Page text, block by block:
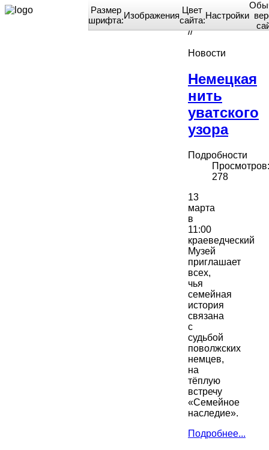
Home
//
Новости
Немецкая
нить
уватского
узора
Подробности
Просмотров:
278
13
марта
в
11:00
краеведческий
Музей
приглашает
всех,
чья
семейная
история
связана
с
судьбой
поволжских
немцев,
на
тёплую
встречу
«Семейное
наследие».
Подробнее...
Размер
шрифта:Изображения
Цвет
сайта:Настройки